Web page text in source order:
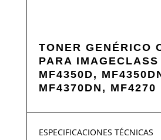
TONER GENÉRICO
PARA
MF4350D,
MF4370DN, MF4270
ESPECIFICACIONES TÉCNICAS